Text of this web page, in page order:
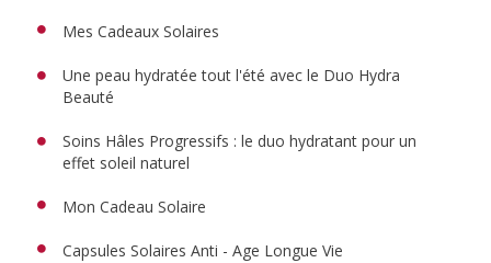
Mes Cadeaux Solaires
Une peau hydratée tout l'été avec le Duo Hydra
Beauté
Soins Hâles Progressifs : le duo hydratant pour un
effet soleil naturel
Mon Cadeau Solaire
Capsules Solaires Anti - Age Longue Vie